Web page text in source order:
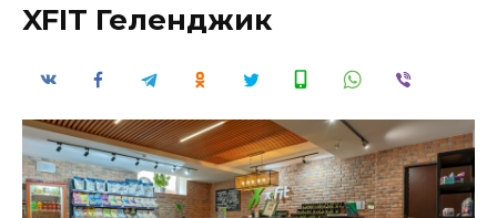
XFIT Геленджик